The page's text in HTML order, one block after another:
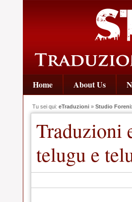
Home About Us
Tu sei qui: eTraduzioni » Studio
Traduzioni
telugu e